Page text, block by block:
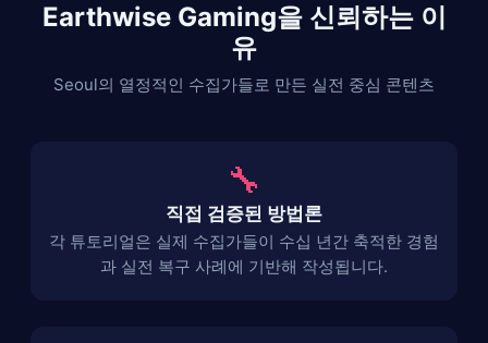
Earthwise Gaming을 신뢰하는 이
유
Seoul의 열정적인 수집가들로 만든 실전 중심 콘텐츠
🔧
직접 검증된 방법론
각 튜토리얼은 실제 수집가들이 수십 년간 축적한 경험
과 실전 복구 사례에 기반해 작성됩니다.